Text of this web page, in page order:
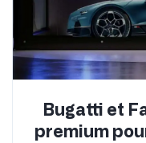
Bugatti et
premium